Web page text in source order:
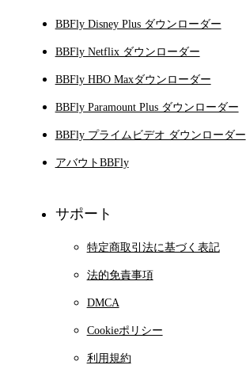
BBFly Disney Plus ダウンローダー
BBFly Netflix ダウンローダー
BBFly HBO Maxダウンローダー
BBFly Paramount Plus ダウンローダー
BBFly プライムビデオ ダウンローダー
アバウトBBFly
サポート
特定商取引法に基づく表記
法的免責事項
DMCA
Cookieポリシー
利用規約